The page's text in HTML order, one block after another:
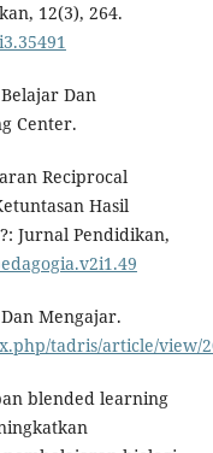
12(3), 264.
Dan
Center.
Reciprocal
Hasil
Jurnal Pendidikan,
Mengajar.
tadris/article/view/
blended learning